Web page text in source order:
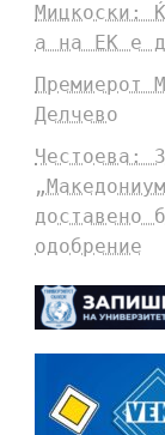
Мицкоски:
а на ЕК е
Премиерот
Делчево
Честоева:
доставено
одобрение